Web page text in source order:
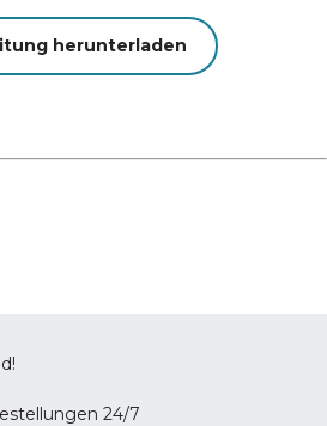
herunterladen
24/7